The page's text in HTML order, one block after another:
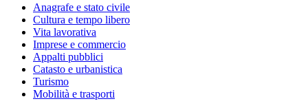
Anagrafe e stato civile
Cultura e tempo libero
Vita lavorativa
Imprese e commercio
Appalti pubblici
Catasto e urbanistica
Turismo
Mobilità e trasporti